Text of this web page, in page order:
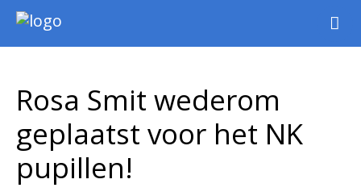
Nieuws
Extern
Jeugd
WSK Toernooi
Agenda
Rosa Smit wederom
geplaatst voor het NK
pupillen!